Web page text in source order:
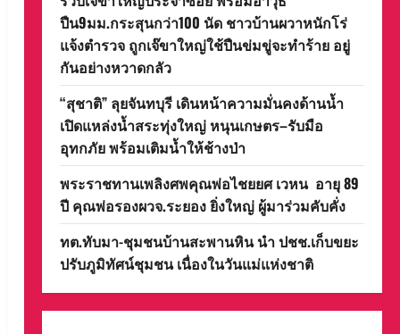
ปืน9มม.กระสุนกว่า100 นัด ชาวบ้านผวาหนักโร่
แจ้งตำรวจ ถูกเจ๊ขาใหญ่ใช้ปืนข่มขู่จะทำร้าย อยู่
กันอย่างหวาดกลัว
“สุชาติ” ลุยจันทบุรี เดินหน้าความมั่นคงด้านน้ำ
เปิดแหล่งน้ำสระทุ่งใหญ่ หนุนเกษตร–รับมือ
อุทกภัย พร้อมเติมน้ำให้ช้างป่า
พระราชทานเพลิงศพคุณพ่อไชยยศ เวหน อายุ 89
ปี คุณพ่อรองผวจ.ระยอง ยิ่งใหญ่ ผู้มาร่วมคับคั่ง
ทต.ทับมา-ชุมชนบ้านสะพานหิน นำ ปชช.เก็บขยะ
ปรับภูมิทัศน์ชุมชน เนื่องในวันแม่แห่งชาติ